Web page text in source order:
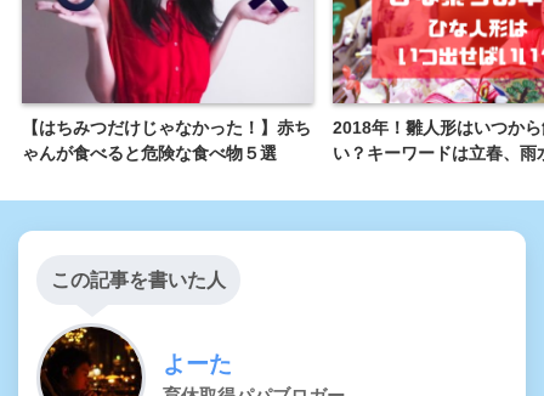
【はちみつだけじゃなかった！】赤ち
ゃんが食べると危険な食べ物５選
2018年！雛人形はいつか
い？キーワードは立春、雨
この記事を書いた人
よーた